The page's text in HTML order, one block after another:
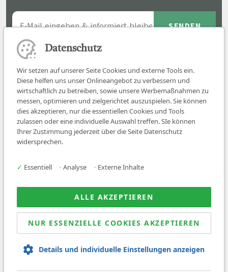
Job finden
Über uns
News
© 2026 Sanovetis. All rights reserved.
Datenschutz
Wir setzen auf unserer Seite Cookies und externe Tools ein.
Diese helfen uns unser Onlineangebot zu verbessern und
wirtschaftlich zu betreiben, sowie unsere Werbemaßnahmen zu
messen, optimieren und zielgerichtet auszuspielen. Sie können
dies akzeptieren, nur die essentiellen Cookies und Tools
zulassen oder eine individuelle Auswahl treffen. SIe können
Ihrer Zustimmung jederzeit über die Seite Datenschutz
widersprechen.
✓ Essentiell • Analyse • Externe Inhalte
ALLE AKZEPTIEREN
NUR ESSENZIELLE COOKIES AKZEPTIEREN
Details und individuelle Einstellungen anzeigen